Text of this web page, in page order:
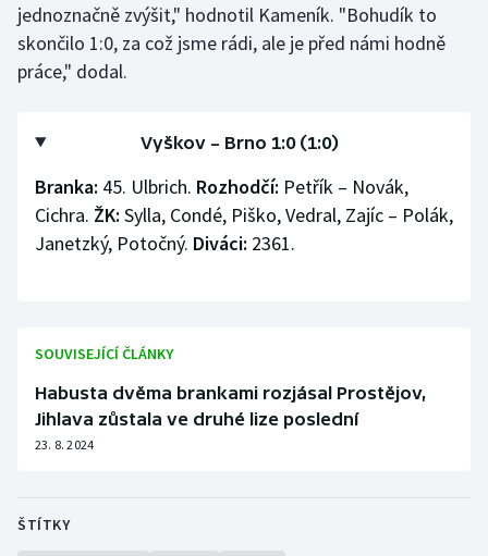
Triatlon
Veslování
Volejbal
Ostatní
jednoznačně zvýšit," hodnotil Kameník. "Bohudík to
skončilo 1:0, za což jsme rádi, ale je před námi hodně
práce," dodal.
Vyškov –⁠⁠⁠⁠⁠⁠ Brno 1:0 (1:0)
Branka: 45. Ulbrich. Rozhodčí: Petřík –⁠⁠⁠⁠⁠⁠ Novák,
Cichra. ŽK: Sylla, Condé, Piško, Vedral, Zajíc – Polák,
Janetzký, Potočný. Diváci: 2361.
SOUVISEJÍCÍ ČLÁNKY
Habusta dvěma brankami rozjásal Prostějov,
Jihlava zůstala ve druhé lize poslední
23. 8. 2024
ŠTÍTKY